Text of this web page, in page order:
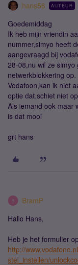
hans56 AUTEUR
Goedemiddag
Ik heb mijn vriendin
nummer,simyo heeft
aangevraagd bij
28-08,nu wil ze
netwerkblokkering op.
Vodafoon,kan ik niet
optie dat.schiet niet
Als iemand ook maar
is dat mooi
grt hans
B BramP
Hallo Hans,
Heb je het formulier
http://
stel_instellen/